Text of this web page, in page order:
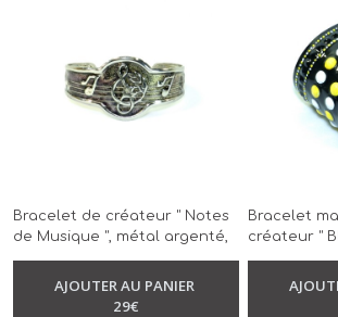
Bracelet de créateur " Notes
de Musique ", métal argenté,
Bracelet
AJOUTER AU PANIER
29€
Bracelet
créateur "
blanc,